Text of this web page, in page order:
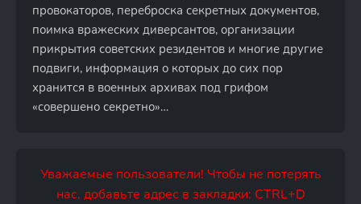
провокаторов, переброска секретных документов,
поимка вражеских диверсантов, организации
прикрытия советских резидентов и многие другие
подвиги, информация о которых до сих пор
хранится в военных архивах под грифом
«совершено секретно»…
Уважаемые пользователи! Чтобы не потерять
нас, добавьте адрес в закладки: CTRL+D